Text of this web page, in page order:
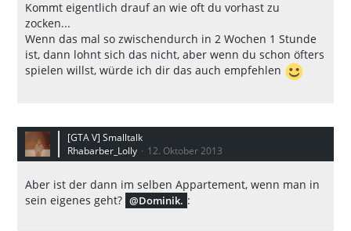
Kommt eigentlich drauf an wie oft du vorhast zu
zocken...
Wenn das mal so zwischendurch in 2 Wochen 1 Stunde
ist, dann lohnt sich das nicht, aber wenn du schon öfters
spielen willst, würde ich dir das auch empfehlen
[GTA V] Smalltalk
Rhabarber_Lolly
12. Oktober 2013
Aber ist der dann im selben Appartement, wenn man in
sein eigenes geht?
Dominik. :